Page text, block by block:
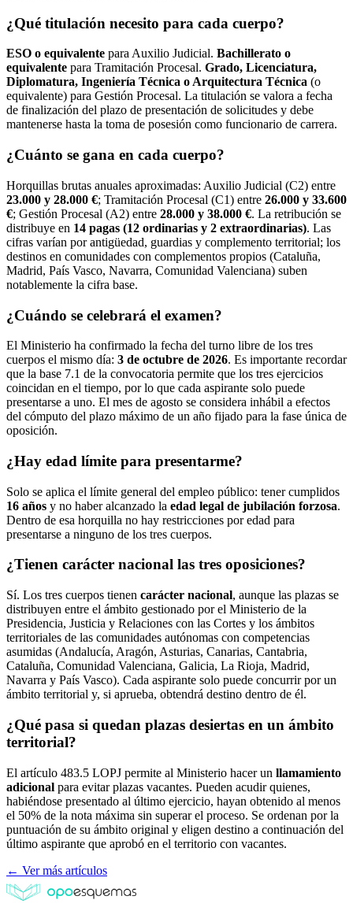
¿Qué titulación necesito para cada cuerpo?
ESO o equivalente para Auxilio Judicial. Bachillerato o
equivalente para Tramitación Procesal. Grado, Licenciatura,
Diplomatura, Ingeniería Técnica o Arquitectura Técnica (o
equivalente) para Gestión Procesal. La titulación se valora a fecha
de finalización del plazo de presentación de solicitudes y debe
mantenerse hasta la toma de posesión como funcionario de carrera.
¿Cuánto se gana en cada cuerpo?
Horquillas brutas anuales aproximadas: Auxilio Judicial (C2) entre
23.000 y 28.000 €; Tramitación Procesal (C1) entre 26.000 y 33.600
€; Gestión Procesal (A2) entre 28.000 y 38.000 €. La retribución se
distribuye en 14 pagas (12 ordinarias y 2 extraordinarias). Las
cifras varían por antigüedad, guardias y complemento territorial; los
destinos en comunidades con complementos propios (Cataluña,
Madrid, País Vasco, Navarra, Comunidad Valenciana) suben
notablemente la cifra base.
¿Cuándo se celebrará el examen?
El Ministerio ha confirmado la fecha del turno libre de los tres
cuerpos el mismo día: 3 de octubre de 2026. Es importante recordar
que la base 7.1 de la convocatoria permite que los tres ejercicios
coincidan en el tiempo, por lo que cada aspirante solo puede
presentarse a uno. El mes de agosto se considera inhábil a efectos
del cómputo del plazo máximo de un año fijado para la fase única de
oposición.
¿Hay edad límite para presentarme?
Solo se aplica el límite general del empleo público: tener cumplidos
16 años y no haber alcanzado la edad legal de jubilación forzosa.
Dentro de esa horquilla no hay restricciones por edad para
presentarse a ninguno de los tres cuerpos.
¿Tienen carácter nacional las tres oposiciones?
Sí. Los tres cuerpos tienen carácter nacional, aunque las plazas se
distribuyen entre el ámbito gestionado por el Ministerio de la
Presidencia, Justicia y Relaciones con las Cortes y los ámbitos
territoriales de las comunidades autónomas con competencias
asumidas (Andalucía, Aragón, Asturias, Canarias, Cantabria,
Cataluña, Comunidad Valenciana, Galicia, La Rioja, Madrid,
Navarra y País Vasco). Cada aspirante solo puede concurrir por un
ámbito territorial y, si aprueba, obtendrá destino dentro de él.
¿Qué pasa si quedan plazas desiertas en un ámbito
territorial?
El artículo 483.5 LOPJ permite al Ministerio hacer un llamamiento
adicional para evitar plazas vacantes. Pueden acudir quienes,
habiéndose presentado al último ejercicio, hayan obtenido al menos
el 50% de la nota máxima sin superar el proceso. Se ordenan por la
puntuación de su ámbito original y eligen destino a continuación del
último aspirante que aprobó en el territorio con vacantes.
← Ver más artículos